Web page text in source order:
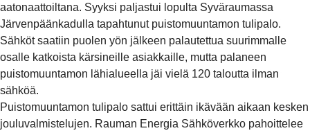
aatonaattoiltana. Syyksi paljastui lopulta Syväraumassa
Järvenpäänkadulla tapahtunut puistomuuntamon tulipalo.
Sähköt saatiin puolen yön jälkeen palautettua suurimmalle
osalle katkoista kärsineille asiakkaille, mutta palaneen
puistomuuntamon lähialueella jäi vielä 120 taloutta ilman
sähköä.
Puistomuuntamon tulipalo sattui erittäin ikävään aikaan kesken
jouluvalmistelujen. Rauman Energia Sähköverkko pahoittelee